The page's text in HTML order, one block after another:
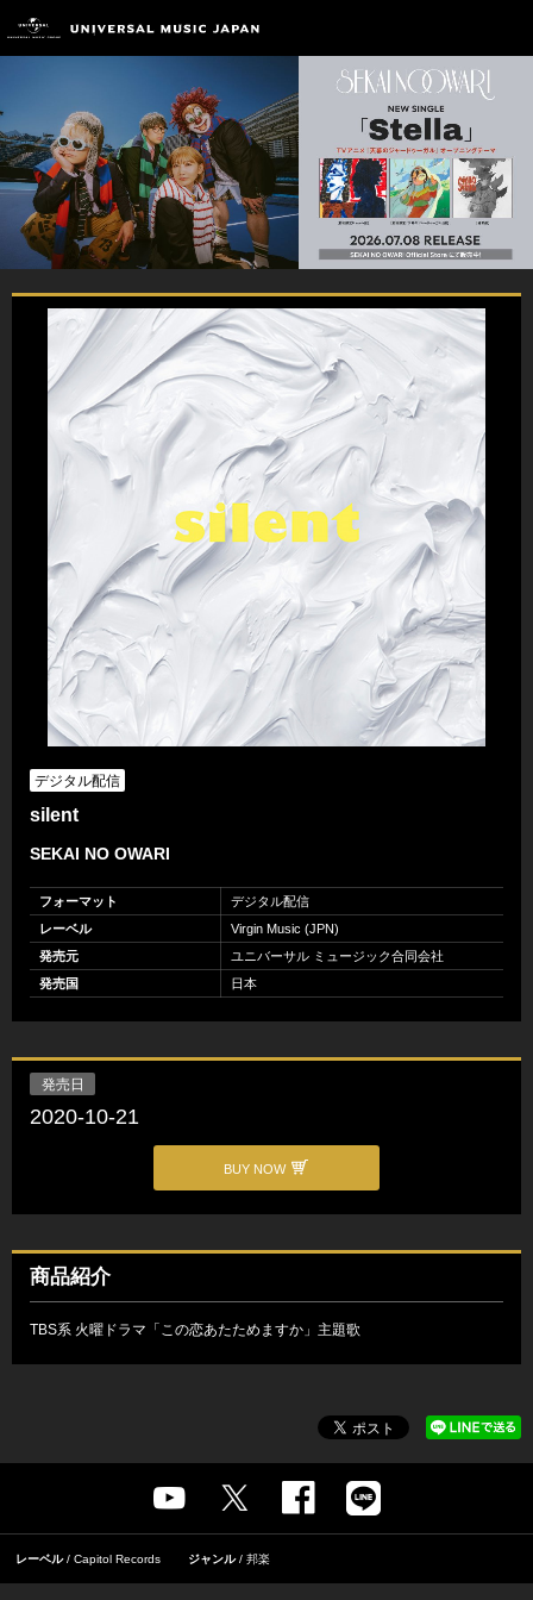
デジタル配信
silent
SEKAI NO OWARI
フォーマット
デジタル配信
レーベル
Virgin Music (JPN)
発売元
ユニバーサル ミュージック合同会社
発売国
日本
発売日
2020-10-21
BUY NOW
商品紹介
TBS系 火曜ドラマ「この恋あたためますか」主題歌
レーベル Capitol Records ジャンル 邦楽